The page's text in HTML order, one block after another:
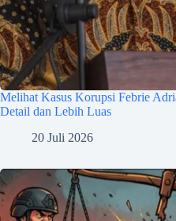
Melihat Kasus Korupsi Febrie
Detail dan Lebih Luas
20 Juli 2026